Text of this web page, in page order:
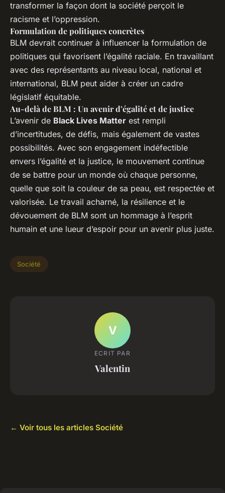
transformer la façon dont la société perçoit le
racisme et l’oppression.
Formulation de politiques concrètes
BLM devrait continuer à influencer la formulation de
politiques qui favorisent l’égalité raciale. En travaillant
avec des représentants au niveau local, national et
international, BLM peut aider à créer un cadre
législatif équitable.
Au-delà de BLM : Un avenir d’égalité et de justice
L’avenir de Black Lives Matter est rempli
d’incertitudes, de défis, mais également de vastes
possibilités. Avec son engagement indéfectible
envers l’égalité et la justice, le mouvement continue
de se battre pour un monde où chaque personne,
quelle que soit la couleur de sa peau, est respectée et
valorisée. Le travail acharné, la résilience et le
dévouement de BLM sont un hommage à l’esprit
humain et une lueur d’espoir pour un avenir plus juste.
Société
V
ECRIT PAR
Valentin
← Voir tous les articles Société